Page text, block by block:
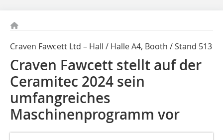
Craven Fawcett Ltd – Hall / Halle A4, Booth / Stand 513
Craven Fawcett stellt auf der
Ceramitec 2024 sein
umfangreiches
Maschinenprogramm vor